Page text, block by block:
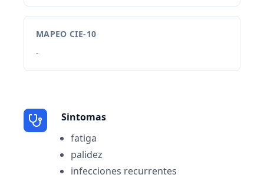
MAPEO CIE-10
-
Sintomas
fatiga
palidez
infecciones recurrentes